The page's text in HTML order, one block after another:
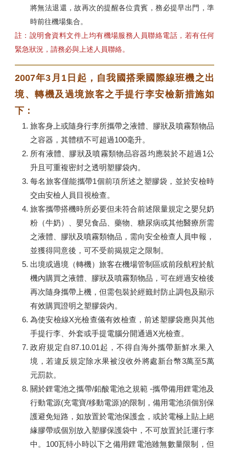
將無法退還，故再次的提醒各位貴賓，務必提早出門，準
時前往機場集合。
註：說明會資料文件上均有機場服務人員聯絡電話，若有任何
緊急狀況，請務必與上述人員聯絡。
2007年3月1日起，自我國搭乘國際線班機之出
境、轉機及過境旅客之手提行李安檢新措施如
下：
旅客身上或隨身行李所攜帶之液體、膠狀及噴霧類物品
之容器，其體積不可超過100毫升。
所有液體、膠狀及噴霧類物品容器均應裝於不超過1公
升且可重複密封之透明塑膠袋內。
每名旅客僅能攜帶1個前項所述之塑膠袋，並於安檢時
交由安檢人員目視檢查。
旅客攜帶搭機時所必要但未符合前述限量規定之嬰兒奶
粉（牛奶）、嬰兒食品、藥物、糖尿病或其他醫療所需
之液體、膠狀及噴霧類物品，需向安全檢查人員申報，
並獲得同意後，可不受前揭規定之限制。
出境或過境（轉機）旅客在機場管制區或前段航程於航
機內購買之液體、膠狀及噴霧類物品，可在經過安檢後
再次隨身攜帶上機，但需包裝於經籤封防止調包及顯示
有效購買證明之塑膠袋內。
為使安檢線X光檢查儀有效檢查，前述塑膠袋應與其他
手提行李、外套或手提電腦分開通過X光檢查。
政府規定自87.10.01起，不得自海外攜帶新鮮水果入
境，若違反規定除水果被沒收外將處新台幣3萬至5萬
元罰款。
關於鋰電池之攜帶/鉛酸電池之規範 -攜帶備用鋰電池及
行動電源(充電寶/移動電源)的限制，備用電池須個別保
護避免短路，如放置於電池保護盒，或於電極上貼上絕
緣膠帶或個別放入塑膠保護袋中，不可放置於託運行李
中。100瓦特小時以下之備用鋰電池雖無數量限制，但